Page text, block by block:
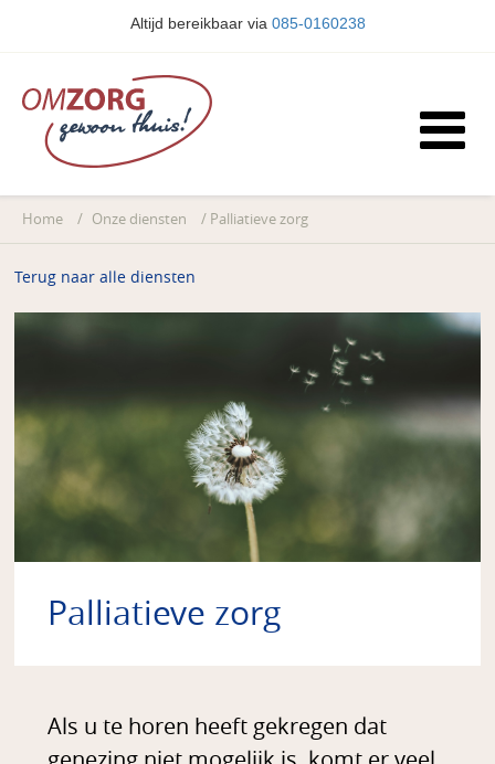
Altijd bereikbaar via 085-0160238
Home / Onze diensten / Palliatieve zorg
Terug naar alle diensten
Palliatieve zorg
Als u te horen heeft gekregen dat